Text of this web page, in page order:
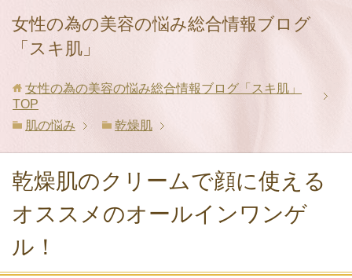
女性の為の美容の悩み総合情報ブログ
「スキ肌」
女性の為の美容の悩み総合情報ブログ「スキ肌」
TOP
肌の悩み
乾燥肌
乾燥肌のクリームで顔に使える
オススメのオールインワンゲ
ル！